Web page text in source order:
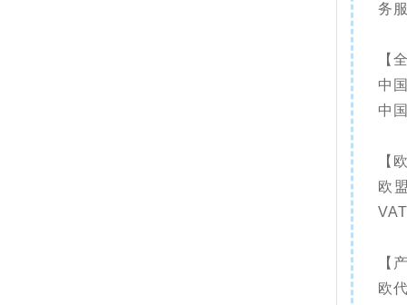
务
【
中
中
【
欧
【
欧